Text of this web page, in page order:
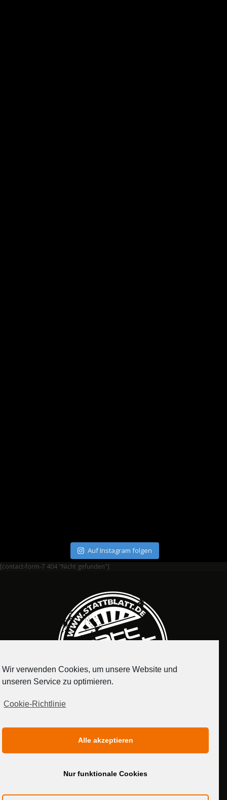
Auf Instagram folgen
[contact-form-7 404 "Nicht gefunden"]
MEDIADATEN
Wir verwenden Cookies, um unsere Website und
unseren Service zu optimieren.
Cookie-Richtlinie
Alle akzeptieren
Nur funktionale Cookies